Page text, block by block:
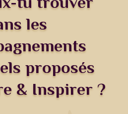
les
proposés
& Inspirer ?